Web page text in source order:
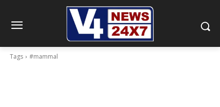
Tags #mammal